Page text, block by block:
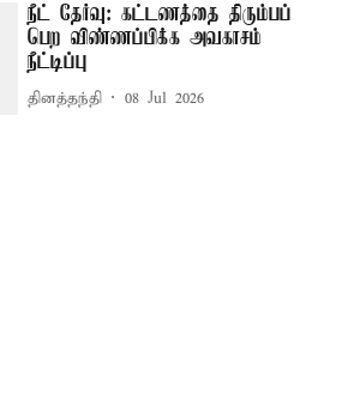
நீட் தேர்வு: கட்டணத்தை திரும்பப்
பெற விண்ணப்பிக்க அவகாசம்
நீட்டிப்பு
தினத்தந்தி 08 Jul 2026